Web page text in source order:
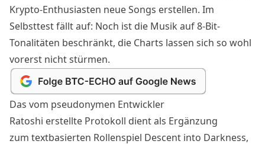
Krypto-Enthusiasten neue Songs erstellen. Im
Selbsttest fällt auf: Noch ist die Musik auf 8-Bit-
Tonalitäten beschränkt, die Charts lassen sich so wohl
vorerst nicht stürmen.
Das vom pseudonymen Entwickler
Ratoshi erstellte Protokoll dient als Ergänzung
zum textbasierten Rollenspiel Descent into Darkness,